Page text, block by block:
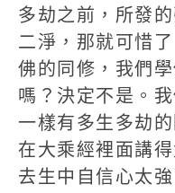
多劫之前，所發
二淨，那就可惜
佛的同修，我們
嗎？決定不是。
一樣有多生多劫
在大乘經裡面講
去生中自信心太